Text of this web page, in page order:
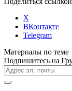
X
ВКонтакте
Telegram
Материалы по теме
Подпишитесь на